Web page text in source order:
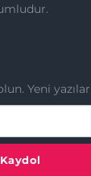
Yeni
Kaydol